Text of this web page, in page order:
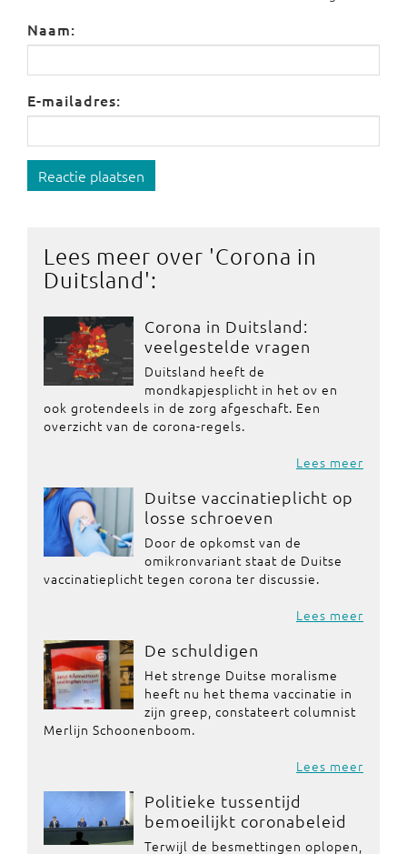
Naam:
E-mailadres:
Reactie plaatsen
Lees meer over 'Corona in
Duitsland':
Corona in Duitsland:
veelgestelde vragen
Duitsland heeft de
mondkapjesplicht in het ov en
ook grotendeels in de zorg afgeschaft. Een
overzicht van de corona-regels.
Lees meer
Duitse vaccinatieplicht op
losse schroeven
Door de opkomst van de
omikronvariant staat de Duitse
vaccinatieplicht tegen corona ter discussie.
Lees meer
De schuldigen
Het strenge Duitse moralisme
heeft nu het thema vaccinatie in
zijn greep, constateert columnist
Merlijn Schoonenboom.
Lees meer
Politieke tussentijd
bemoeilijkt coronabeleid
Terwijl de besmettingen oplopen,